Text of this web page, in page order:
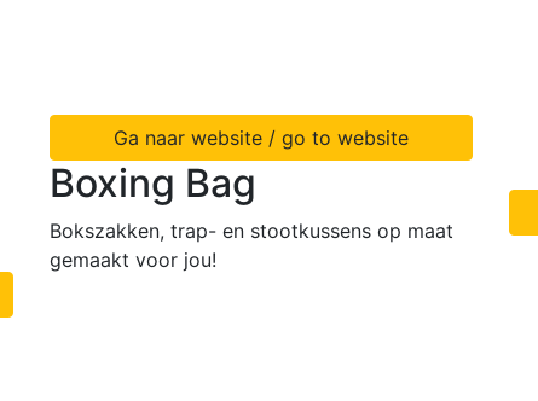
Ga naar website / go to website
Boxing Bag
Bokszakken, trap- en stootkussens op maat
gemaakt voor jou!